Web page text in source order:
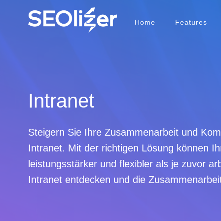
Home Features
KOSTENLOSE TOOLS
IPv6-Check
ETag-Checker
Domaininformationen
Reverse-IP-Lookup
Forwarder Lookup
FUNKTIONSUMFANG
OnPage- Analysen, Fehlerberichte & Hinweise
Schnelltest für einzelne URLs
Intranet
Steigern Sie Ihre Zusammenarbeit und
Intranet. Mit der richtigen Lösung können
leistungsstärker und flexibler als je zuvor
Intranet entdecken und die